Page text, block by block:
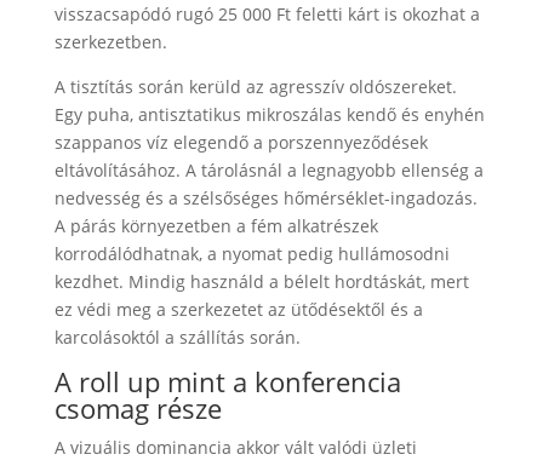
visszacsapódó rugó 25 000 Ft feletti kárt is okozhat a
szerkezetben.
A tisztítás során kerüld az agresszív oldószereket.
Egy puha, antisztatikus mikroszálas kendő és enyhén
szappanos víz elegendő a porszennyeződések
eltávolításához. A tárolásnál a legnagyobb ellenség a
nedvesség és a szélsőséges hőmérséklet-ingadozás.
A párás környezetben a fém alkatrészek
korrodálódhatnak, a nyomat pedig hullámosodni
kezdhet. Mindig használd a bélelt hordtáskát, mert
ez védi meg a szerkezetet az ütődésektől és a
karcolásoktól a szállítás során.
A roll up mint a konferencia
csomag része
A vizuális dominancia akkor vált valódi üzleti